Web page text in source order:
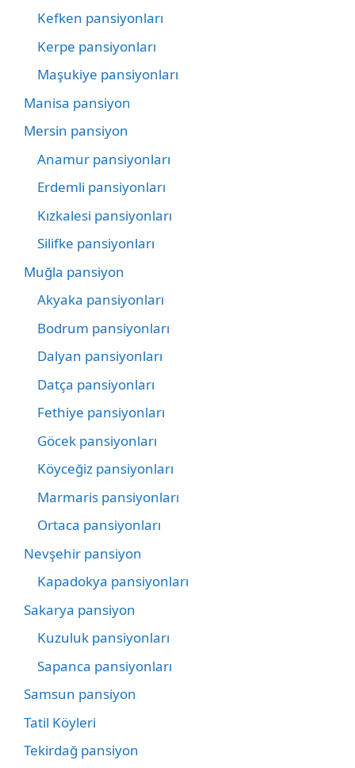
Kefken pansiyonları
Kerpe pansiyonları
Maşukiye pansiyonları
Manisa pansiyon
Mersin pansiyon
Anamur pansiyonları
Erdemli pansiyonları
Kızkalesi pansiyonları
Silifke pansiyonları
Muğla pansiyon
Akyaka pansiyonları
Bodrum pansiyonları
Dalyan pansiyonları
Datça pansiyonları
Fethiye pansiyonları
Göcek pansiyonları
Köyceğiz pansiyonları
Marmaris pansiyonları
Ortaca pansiyonları
Nevşehir pansiyon
Kapadokya pansiyonları
Sakarya pansiyon
Kuzuluk pansiyonları
Sapanca pansiyonları
Samsun pansiyon
Tatil Köyleri
Tekirdağ pansiyon